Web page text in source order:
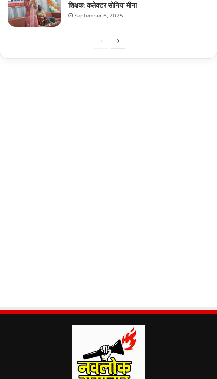
शिक्षक: कलेक्टर सोनिया मीना
September 6, 2025
PreviousNext